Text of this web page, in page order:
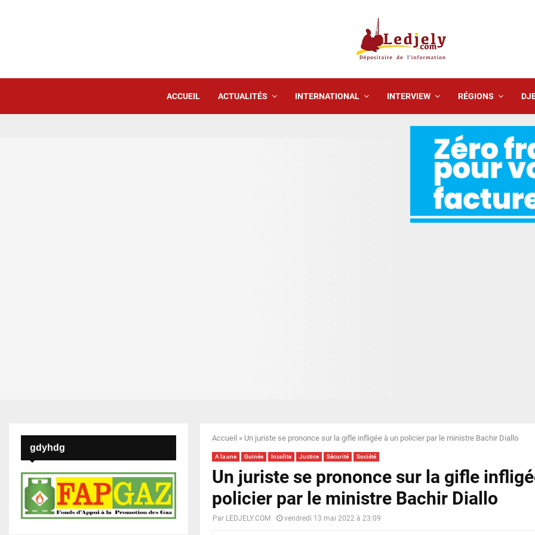
ACCUEIL ACTUALITÉS INTERNATIONAL INTERVIEW RÉGIONS
Accueil » Un juriste se prononce sur la gifle infligée à un policier par le ministre Bachir Diallo
A la une Guinée Insolite Justice Sécurité Société
Un juriste se prononce sur la gifle
policier par le ministre Bachir Diallo
Par LEDJELY.COM vendredi 13 mai 2022 à 23:09
gdyhdg